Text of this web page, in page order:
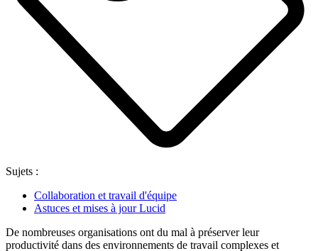
Sujets :
Collaboration et travail d'équipe
Astuces et mises à jour Lucid
De nombreuses organisations ont du mal à préserver leur
productivité dans des environnements de travail complexes et